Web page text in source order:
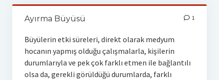
Ayırma Büyüsü 1
Büyülerin etki süreleri, direkt olarak medyum
hocanın yapmış olduğu çalışmalarla, kişilerin
durumlarıyla ve pek çok farklı etmen ile bağlantılı
olsa da, gerekli görüldüğü durumlarda, farklı